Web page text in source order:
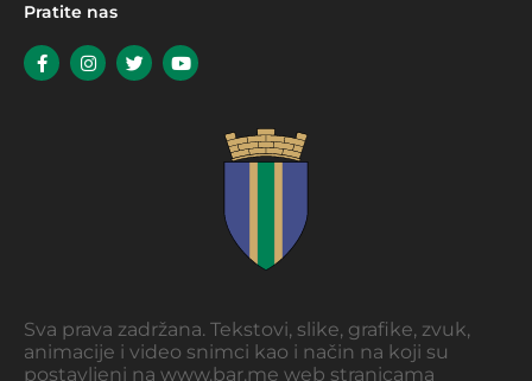
Pratite nas
Sva prava zadržana. Tekstovi, slike, grafike, zvuk,
animacije i video snimci kao i način na koji su
postavljeni na www.bar.me web stranicama